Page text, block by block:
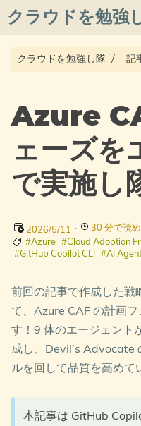
クラウドを勉強
About
Qiita
プライバシーポリシー
azure overview
タグ
クラウドを勉強し隊 記
Azure
ェーズを
で実施し
2026/5/11 · 30 分で読
#Azure #Cloud Adoption
#GitHub Copilot CLI #AI Agent
前回の記事で作成した戦
て、Azure CAF の計画フ
す！9 体のエージェント
成し、Devil’s Advocate
ルを回して品質を高めて
本記事は GitHub